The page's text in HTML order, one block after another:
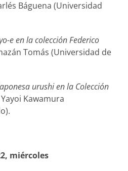
Báguena (Universidad
e en la colección Federico
Tomás (Universidad de
urushi en la Colección
Kawamura
miércoles